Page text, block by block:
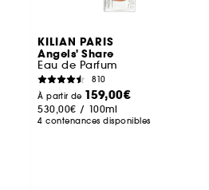
KILIAN PARIS
Angels' Share
Eau de Parfum
810
À partir de 159,00€
530,00€ / 100ml
4 contenances disponibles